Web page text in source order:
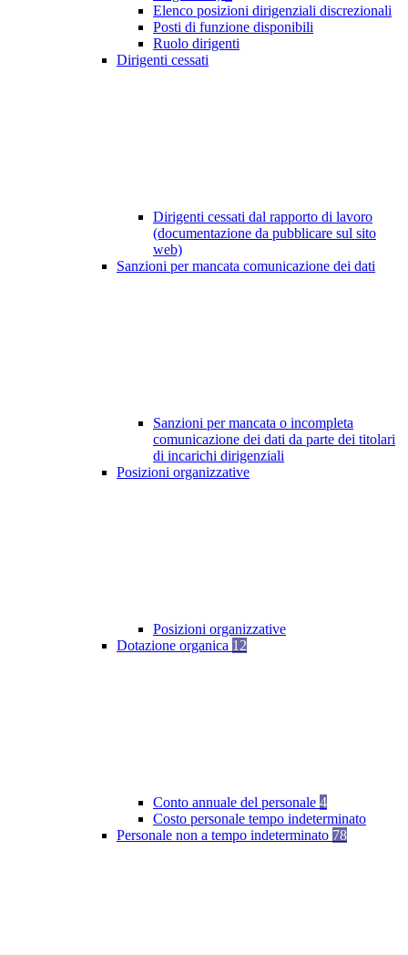
Elenco posizioni dirigenziali discrezionali
Posti di funzione disponibili
Ruolo dirigenti
Dirigenti cessati
Dirigenti cessati dal rapporto di lavoro
(documentazione da pubblicare sul sito
web)
Sanzioni per mancata comunicazione dei dati
Sanzioni per mancata o incompleta
comunicazione dei dati da parte dei titolari
di incarichi dirigenziali
Posizioni organizzative
Posizioni organizzative
Dotazione organica 12
Conto annuale del personale 4
Costo personale tempo indeterminato
Personale non a tempo indeterminato 78